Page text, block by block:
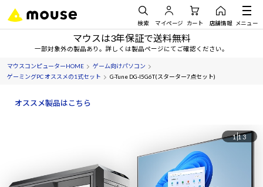
検索 マイページ カート 店舗情報 メニュー
マウスは3年保証で送料無料
一部対象外の製品あり。詳しくは製品ページにてご確認ください。
マウスコンピューターHOME
ゲーム向けパソコン
ゲーミングPC オススメの1式セット
G-Tune DG-I5G6T(スターター7点セット)
オススメ製品はこちら
113